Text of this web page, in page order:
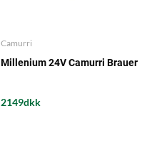
Camurri
Millenium 24V Camurri Brauer
2149dkk